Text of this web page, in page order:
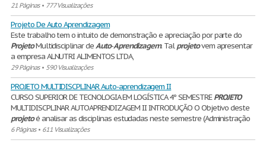
21 Páginas• 777 Visualizações
Projeto De Auto Aprendizagem
Este trabalho tem o intuito de demonstração e apreciação por parte do
ProjetoMultidisciplinar deAuto-Aprendizagem. Talprojetovem apresentar
a empresa ALNUTRI ALIMENTOS LTDA,
29 Páginas• 590 Visualizações
PROJETO MULTIDISCPLINAR Auto-aprendizagem II
CURSO SUPERIOR DE TECNOLOGIA EM LOGÍSTICA 4º SEMESTREPROJETO
MULTIDISCPLINAR AUTOAPRENDIZAGEM II INTRODUÇÃO O Objetivo deste
projetoé analisar as disciplinas estudadas neste semestre (Administração
6 Páginas• 611 Visualizações